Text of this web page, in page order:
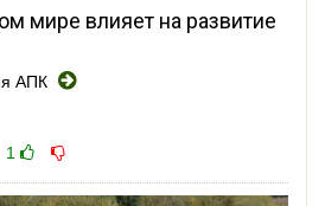
мире влияет на развитие
АПК
1